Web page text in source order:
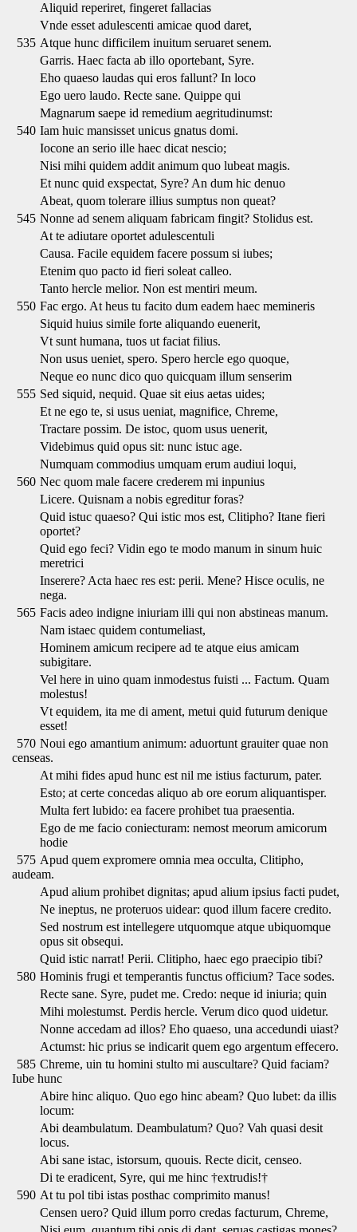
Aliquid reperiret, fingeret fallacias
Vnde esset adulescenti amicae quod daret,
535 Atque hunc difficilem inuitum seruaret senem.
Garris. Haec facta ab illo oportebant, Syre.
Eho quaeso laudas qui eros fallunt? In loco
Ego uero laudo. Recte sane. Quippe qui
Magnarum saepe id remedium aegritudinumst:
540 Iam huic mansisset unicus gnatus domi.
Iocone an serio ille haec dicat nescio;
Nisi mihi quidem addit animum quo lubeat magis.
Et nunc quid exspectat, Syre? An dum hic denuo
Abeat, quom tolerare illius sumptus non queat?
545 Nonne ad senem aliquam fabricam fingit? Stolidus est.
At te adiutare oportet adulescentuli
Causa. Facile equidem facere possum si iubes;
Etenim quo pacto id fieri soleat calleo.
Tanto hercle melior. Non est mentiri meum.
550 Fac ergo. At heus tu facito dum eadem haec memineris
Siquid huius simile forte aliquando euenerit,
Vt sunt humana, tuos ut faciat filius.
Non usus ueniet, spero. Spero hercle ego quoque,
Neque eo nunc dico quo quicquam illum senserim
555 Sed siquid, nequid. Quae sit eius aetas uides;
Et ne ego te, si usus ueniat, magnifice, Chreme,
Tractare possim. De istoc, quom usus uenerit,
Videbimus quid opus sit: nunc istuc age.
Numquam commodius umquam erum audiui loqui,
560 Nec quom male facere crederem mi inpunius
Licere. Quisnam a nobis egreditur foras?
Quid istuc quaeso? Qui istic mos est, Clitipho? Itane fieri
oportet?
Quid ego feci? Vidin ego te modo manum in sinum huic
meretrici
Inserere? Acta haec res est: perii. Mene? Hisce oculis, ne
nega.
565 Facis adeo indigne iniuriam illi qui non abstineas manum.
Nam istaec quidem contumeliast,
Hominem amicum recipere ad te atque eius amicam
subigitare.
Vel here in uino quam inmodestus fuisti ... Factum. Quam
molestus!
Vt equidem, ita me di ament, metui quid futurum denique
esset!
570 Noui ego amantium animum: aduortunt grauiter quae non
censeas.
At mihi fides apud hunc est nil me istius facturum, pater.
Esto; at certe concedas aliquo ab ore eorum aliquantisper.
Multa fert lubido: ea facere prohibet tua praesentia.
Ego de me facio coniecturam: nemost meorum amicorum
hodie
575 Apud quem expromere omnia mea occulta, Clitipho,
audeam.
Apud alium prohibet dignitas; apud alium ipsius facti pudet,
Ne ineptus, ne proteruos uidear: quod illum facere credito.
Sed nostrum est intellegere utquomque atque ubiquomque
opus sit obsequi.
Quid istic narrat! Perii. Clitipho, haec ego praecipio tibi?
580 Hominis frugi et temperantis functus officium? Tace sodes.
Recte sane. Syre, pudet me. Credo: neque id iniuria; quin
Mihi molestumst. Perdis hercle. Verum dico quod uidetur.
Nonne accedam ad illos? Eho quaeso, una accedundi uiast?
Actumst: hic prius se indicarit quem ego argentum effecero.
585 Chreme, uin tu homini stulto mi auscultare? Quid faciam?
Iube hunc
Abire hinc aliquo. Quo ego hinc abeam? Quo lubet: da illis
locum:
Abi deambulatum. Deambulatum? Quo? Vah quasi desit
locus.
Abi sane istac, istorsum, quouis. Recte dicit, censeo.
Di te eradicent, Syre, qui me hinc †extrudis!†
590 At tu pol tibi istas posthac comprimito manus!
Censen uero? Quid illum porro credas facturum, Chreme,